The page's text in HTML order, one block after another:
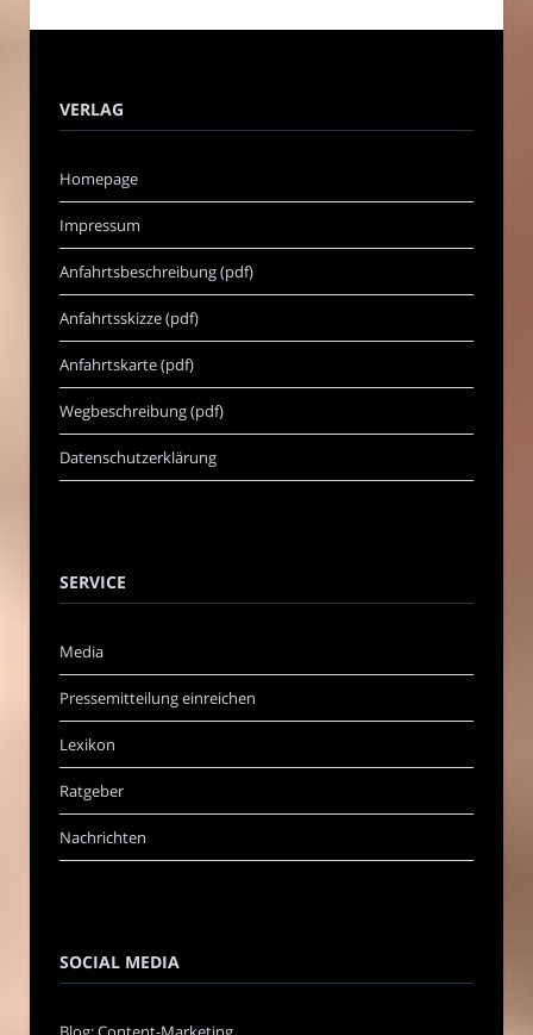
VERLAG
Homepage
Impressum
Anfahrtsbeschreibung (pdf)
Anfahrtsskizze (pdf)
Anfahrtskarte (pdf)
Wegbeschreibung (pdf)
Datenschutzerklärung
SERVICE
Media
Pressemitteilung einreichen
Lexikon
Ratgeber
Nachrichten
SOCIAL MEDIA